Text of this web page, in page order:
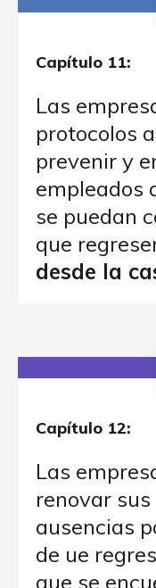
Capítulo 11:
Las
protocolos
prevenir y
empleados
se puedan
que
desde la
Capítulo 12:
Las
renovar
ausencias
de ue
que se